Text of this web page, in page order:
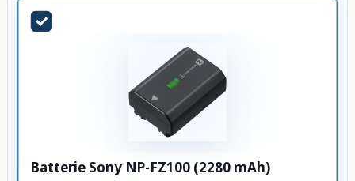
Batterie Sony NP-FZ100 (2280 mAh)